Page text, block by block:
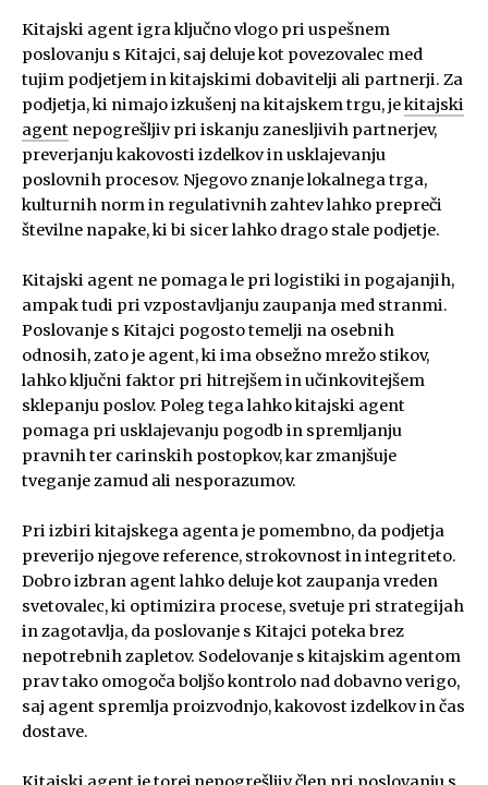
Kitajski agent igra ključno vlogo pri uspešnem
poslovanju s Kitajci, saj deluje kot povezovalec med
tujim podjetjem in kitajskimi dobavitelji ali partnerji. Za
podjetja, ki nimajo izkušenj na kitajskem trgu, jekitajski
agent nepogrešljiv pri iskanju zanesljivih partnerjev,
preverjanju kakovosti izdelkov in usklajevanju
poslovnih procesov. Njegovo znanje lokalnega trga,
kulturnih norm in regulativnih zahtev lahko prepreči
številne napake, ki bi sicer lahko drago stale podjetje.
Kitajski agent ne pomaga le pri logistiki in pogajanjih,
ampak tudi pri vzpostavljanju zaupanja med stranmi.
Poslovanje s Kitajci pogosto temelji na osebnih
odnosih, zato je agent, ki ima obsežno mrežo stikov,
lahko ključni faktor pri hitrejšem in učinkovitejšem
sklepanju poslov. Poleg tega lahko kitajski agent
pomaga pri usklajevanju pogodb in spremljanju
pravnih ter carinskih postopkov, kar zmanjšuje
tveganje zamud ali nesporazumov.
Pri izbiri kitajskega agenta je pomembno, da podjetja
preverijo njegove reference, strokovnost in integriteto.
Dobro izbran agent lahko deluje kot zaupanja vreden
svetovalec, ki optimizira procese, svetuje pri strategijah
in zagotavlja, da poslovanje s Kitajci poteka brez
nepotrebnih zapletov. Sodelovanje s kitajskim agentom
prav tako omogoča boljšo kontrolo nad dobavno verigo,
saj agent spremlja proizvodnjo, kakovost izdelkov in čas
dostave.